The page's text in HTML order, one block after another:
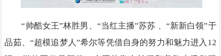
“帅酷女王”林胜男、“当红主播”苏苏 、“新新白领”于
品茹、“超模追梦人”希尔等凭借自身的努力和魅力进入12